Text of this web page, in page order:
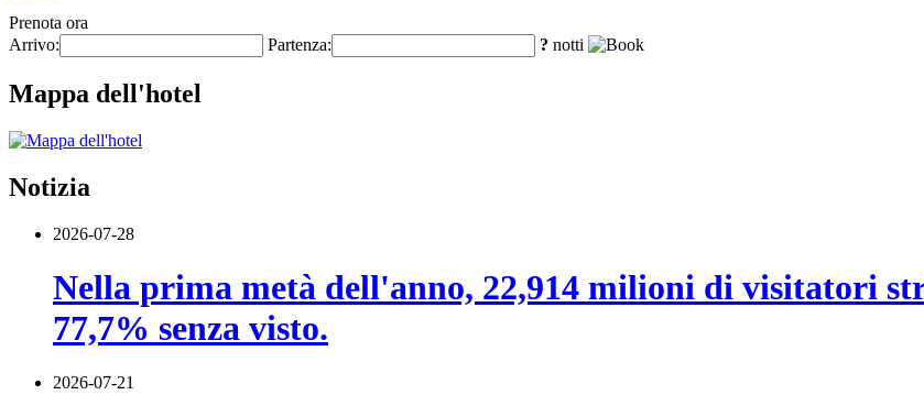
Prenota ora
Arrivo:
Partenza: ? notti
Mappa dell'hotel
Notizia
2026-07-28
Nella prima metà dell'anno, 22,914 milioni di visitatori
77,7% senza visto.
2026-07-21